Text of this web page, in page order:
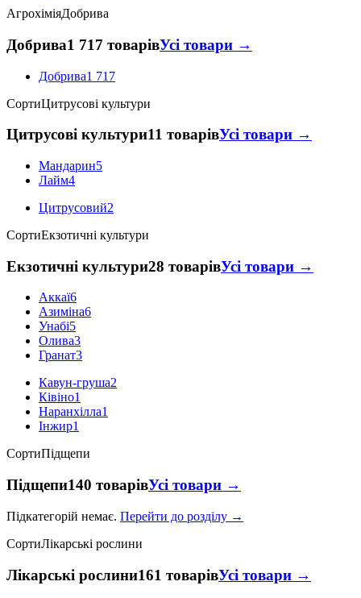
АгрохіміяДобрива
Добрива1 717 товарівУсі товари →
Добрива1 717
СортиЦитрусові культури
Цитрусові культури11 товарівУсі товари →
Мандарин5
Лайм4
Цитрусовий2
СортиЕкзотичні культури
Екзотичні культури28 товарівУсі товари →
Аккаї6
Азиміна6
Унабі5
Олива3
Гранат3
Кавун-груша2
Ківіно1
Наранхілла1
Інжир1
СортиПідщепи
Підщепи140 товарівУсі товари →
Підкатегорій немає. Перейти до розділу →
СортиЛікарські рослини
Лікарські рослини161 товарівУсі товари →